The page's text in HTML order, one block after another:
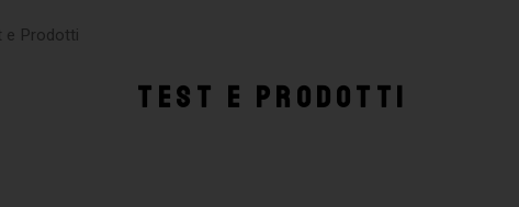
e Prodotti
Test e Prodotti